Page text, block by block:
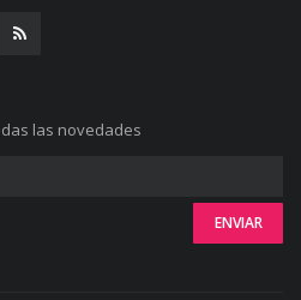
las novedades